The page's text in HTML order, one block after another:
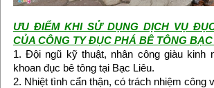
ƯU ĐIỂM KHI SỬ DỤNG DỊCH VỤ
CỦA CÔNG TY ĐỤC PHÁ BÊ TÔNG
1. Đội ngũ kỹ thuật, nhân công giàu kinh
khoan đục bê tông tại Bạc Liêu.
2. Nhiệt tình cẩn thận, có trách nhiệm công